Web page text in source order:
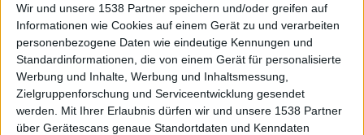
Wir und unsere 1538 Partner speichern und/oder greifen auf
Informationen wie Cookies auf einem Gerät zu und verarbeiten
personenbezogene Daten wie eindeutige Kennungen und
Standardinformationen, die von einem Gerät für personalisierte
Werbung und Inhalte, Werbung und Inhaltsmessung,
Zielgruppenforschung und Serviceentwicklung gesendet
werden.
Mit Ihrer Erlaubnis dürfen wir und unsere 1538 Partner
über Gerätescans genaue Standortdaten und Kenndaten